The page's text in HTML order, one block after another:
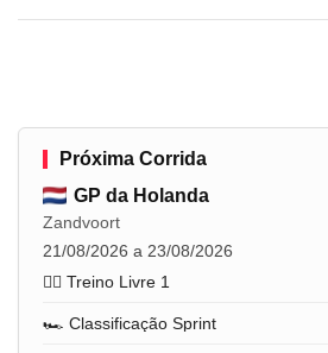
Próxima Corrida
GP da Holanda
Zandvoort
21/08/2026 a 23/08/2026
🏋️‍♂️ Treino Livre 1
🏎️ Classificação Sprint